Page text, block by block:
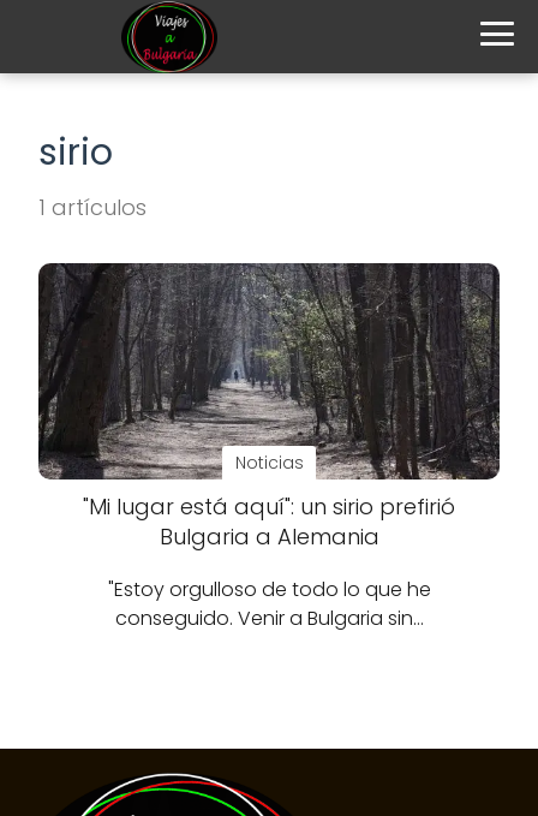
sirio
1 artículos
Noticias
"Mi lugar está aquí": un sirio prefirió
Bulgaria a Alemania
"Estoy orgulloso de todo lo que he
conseguido. Venir a Bulgaria sin…